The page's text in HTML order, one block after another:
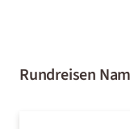
Rundreisen